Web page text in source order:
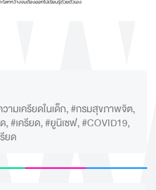
ามเครียดในเด็ก,#กรมสุขภาพจิต,
,#เครียด,#ยูนิเซฟ,#COVID19,
ยด